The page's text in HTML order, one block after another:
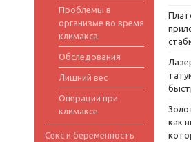
Проблемы в
организме во время
климакса
Обследования
Лишний вес
Операции при
климаксе
Секс и беременность
как